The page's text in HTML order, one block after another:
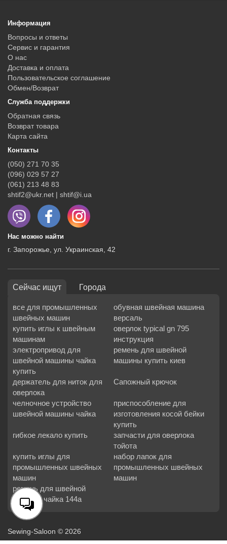
Информация
Вопросы и ответы
Сервис и гарантия
О нас
Доставка и оплата
Пользовательское соглашение
Обмен/Возврат
Служба поддержки
Обратная связь
Возврат товара
Карта сайта
Контакты
(050) 271 70 35
(096) 029 57 27
(061) 213 48 83
shtif2@ukr.net | shtif@i.ua
Нас можно найти
г. Запорожье, ул. Украинская, 42
Сейчас ищут Города
все для промышленных
швейных машин
обувная швейная машина
версаль
купить иглы к швейным
машинам
оверлок typical gn 795
инструкция
электропривод для
швейной машины чайка
купить
ремень для швейной
машины купить киев
держатель для ниток для
оверлока
Сапожный крючок
челночное устройство
швейной машины чайка
приспособление для
изготовления косой бейки
купить
гибкое лекало купить
запчасти для оверлока
тойота
купить иглы для
промышленных швейных
машин
набор лапок для
промышленных швейных
машин
ремень для швейной
машины чайка 144а
Sewing-Saloon © 2026